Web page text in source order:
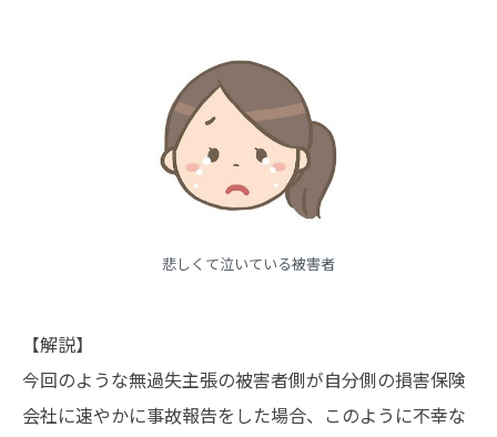
悲しくて泣いている被害者
【解説】
今回のような無過失主張の被害者側が自分側の損害保険
会社に速やかに事故報告をした場合、このように不幸な